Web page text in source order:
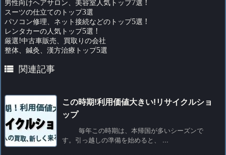
男性向けヘアサロン、美容室人気トップ7選 !
スーツの仕立てのトップ3選
パソコン修理、ネット接続などのトップ5選 !
レンタカーの人気トップ5選 !
厳選!中古車販売、買取りの会社
整体、鍼灸、漢方治療トップ5選
 関連記事
この時期!利用価値大きい!リサイクルショ
ップ
毎年この時期は、本帰国が多いシーズンで
す。引っ越しの準備を始めると、 ...